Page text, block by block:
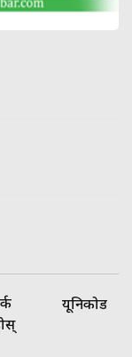
यूनिकोड